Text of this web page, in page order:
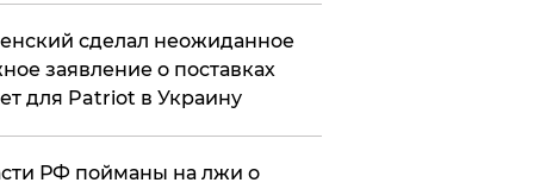
сделал неожиданное
заявление о поставках
для Patriot в Украину
РФ пойманы на лжи о